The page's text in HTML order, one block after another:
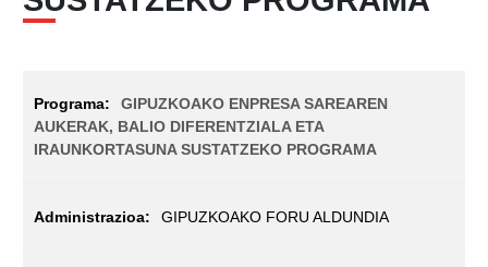
GIPUZKOAKO ENPRESA SAREAREN
AUKERAK, BALIO DIFERENTZIALA ETA
IRAUNKORTASUNA SUSTATZEKO PROGRAMA
GIPUZKOAKO FORU ALDUNDIA